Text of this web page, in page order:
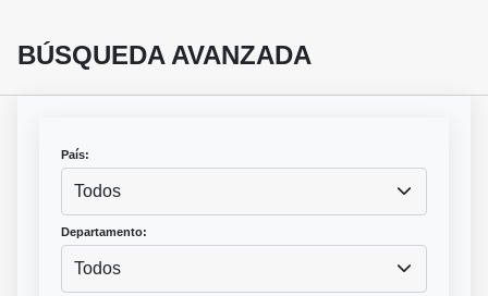
BÚSQUEDA AVANZADA
País:
Todos
Departamento:
Todos